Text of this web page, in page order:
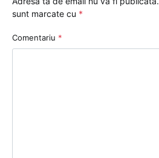
sunt marcate cu *
Comentariu *